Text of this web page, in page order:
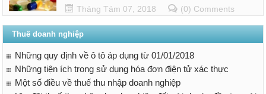
Tháng Tám 07, 2018 (0) Comments
Thuế doanh nghiệp
Những quy định về ô tô áp dụng từ 01/01/2018
Những tiện ích trong sử dụng hóa đơn điện tử xác thực
Một số điều về thuế thu nhập doanh nghiệp